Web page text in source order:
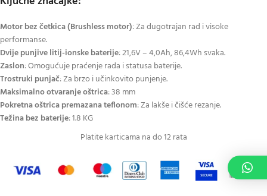
Motor bez četkica (Brushless motor): Za dugotrajan rad i visoke
performanse.
Dvije punjive litij-ionske baterije: 21,6V – 4,0Ah, 86,4Wh svaka.
Zaslon: Omogućuje praćenje rada i statusa baterije.
Trostruki punjač: Za brzo i učinkovito punjenje.
Maksimalno otvaranje oštrica: 38 mm
Pokretna oštrica premazana teflonom: Za lakše i čišće rezanje.
Težina bez baterije: 1.8 KG
Platite karticama na do 12 rata